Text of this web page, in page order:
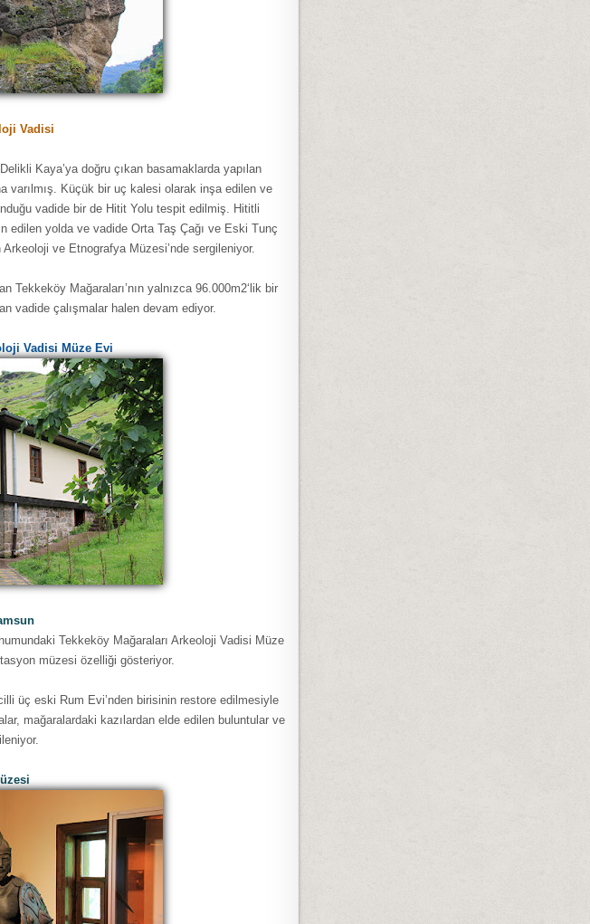
Vadisi
Kaya’ya doğru çıkan basamaklarda yapılan
varılmış. Küçük bir uç kalesi olarak inşa edilen ve
vadide bir de Hitit Yolu tespit edilmiş. Hititli
edilen yolda ve vadide Orta Taş Çağı ve Eski Tunç
ve Etnografya Müzesi’nde sergileniyor.
Tekkeköy Mağaraları’nın yalnızca 96.000m2‘lik bir
vadide çalışmalar halen devam ediyor.
Vadisi Müze Evi
Tekkeköy Mağaraları Arkeoloji Vadisi Müze
müzesi özelliği gösteriyor.
üç eski Rum Evi’nden birisinin restore edilmesiyle
mağaralardaki kazılardan elde edilen buluntular ve